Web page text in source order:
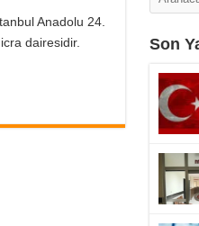
Anadolu 24.
dairesidir.
Son